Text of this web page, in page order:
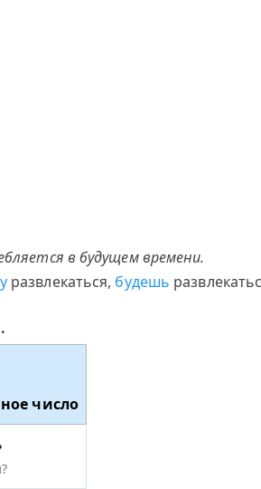
в будущем времени.
развлекаться, будешь
число